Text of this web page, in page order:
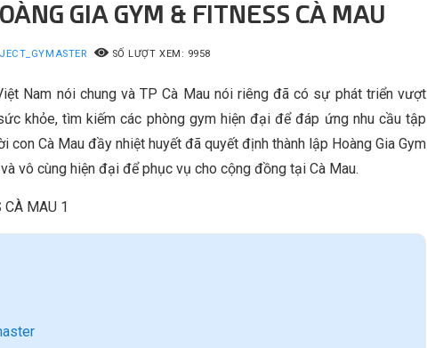
GIA GYM & FITNESS CÀ MAU
SỐ LƯỢT XEM: 9958
Nam nói chung và TP Cà Mau nói riêng đã có sự phát triển vượt
khỏe, tìm kiếm các phòng gym hiện đại để đáp ứng nhu cầu tập
Cà Mau đầy nhiệt huyết đã quyết định thành lập Hoàng Gia Gym
vô cùng hiện đại để phục vụ cho cộng đồng tại Cà Mau.